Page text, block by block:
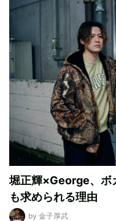
堀正輝×George、ボ
も求められる理由
by 金子厚武